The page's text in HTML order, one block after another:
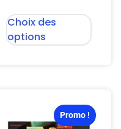
Choix des
options
Promo !